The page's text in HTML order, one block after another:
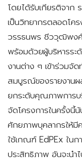
โดยได้รับเกียรติจาก
เป็นวิทยากรตลอดโค
วรรธนพร ชีววุฒิพงศ์
พร้อมด้วยผู้บริหารระ
งานต่าง ๆ เข้าร่วมจัด
สมบูรณ์ของรายงานผ
ยกระดับคุณภาพการบ
จัดโครงการในครั้งนี้
ศักยภาพบุคลากรให้มี
ใช้เกณฑ์ EdPEx ใน
ประสิทธิภาพ อันจะน